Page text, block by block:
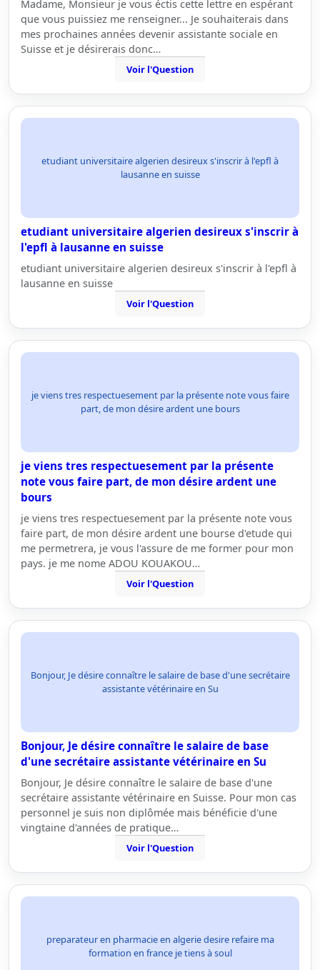
Madame, Monsieur je vous éctis cette lettre en espérant
que vous puissiez me renseigner... Je souhaiterais dans
mes prochaines années devenir assistante sociale en
Suisse et je désirerais donc…
Voir l'Question
etudiant universitaire algerien desireux s'inscrir à l'epfl à
lausanne en suisse
etudiant universitaire algerien desireux s'inscrir à
l'epfl à lausanne en suisse
etudiant universitaire algerien desireux s'inscrir à l'epfl à
lausanne en suisse
Voir l'Question
je viens tres respectuesement par la présente note vous faire
part, de mon désire ardent une bours
je viens tres respectuesement par la présente
note vous faire part, de mon désire ardent une
bours
je viens tres respectuesement par la présente note vous
faire part, de mon désire ardent une bourse d'etude qui
me permetrera, je vous l'assure de me former pour mon
pays. je me nome ADOU KOUAKOU…
Voir l'Question
Bonjour, Je désire connaître le salaire de base d'une secrétaire
assistante vétérinaire en Su
Bonjour, Je désire connaître le salaire de base
d'une secrétaire assistante vétérinaire en Su
Bonjour, Je désire connaître le salaire de base d'une
secrétaire assistante vétérinaire en Suisse. Pour mon cas
personnel je suis non diplômée mais bénéficie d'une
vingtaine d'années de pratique…
Voir l'Question
preparateur en pharmacie en algerie desire refaire ma
formation en france je tiens à soul